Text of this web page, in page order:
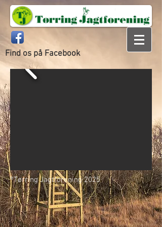
Find os på Facebook
®Tørring Jagtforening 2025